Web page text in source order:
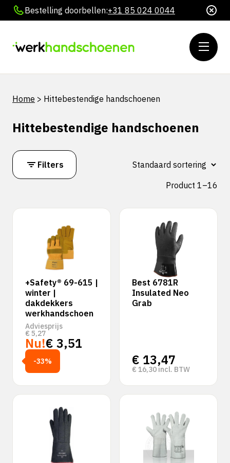
Bestelling doorbellen:+31 85 024 0044
Home > Hittebestendige handschoenen
Hittebestendige handschoenen
Filters
Product 1–16
+Safety® 69-615 |
winter |
dakdekkers
werkhandschoen
Adviesprijs
€ 5,27
Nu!€ 3,51
-33%
Best 6781R
Insulated Neo
Grab
€ 13,47
€ 16,30 incl. BTW